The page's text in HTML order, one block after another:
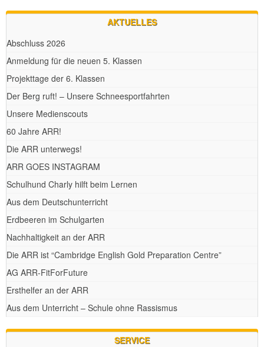
AKTUELLES
Abschluss 2026
Anmeldung für die neuen 5. Klassen
Projekttage der 6. Klassen
Der Berg ruft! – Unsere Schneesportfahrten
Unsere Medienscouts
60 Jahre ARR!
Die ARR unterwegs!
ARR GOES INSTAGRAM
Schulhund Charly hilft beim Lernen
Aus dem Deutschunterricht
Erdbeeren im Schulgarten
Nachhaltigkeit an der ARR
Die ARR ist “Cambridge English Gold Preparation Centre”
AG ARR-FitForFuture
Ersthelfer an der ARR
Aus dem Unterricht – Schule ohne Rassismus
SERVICE